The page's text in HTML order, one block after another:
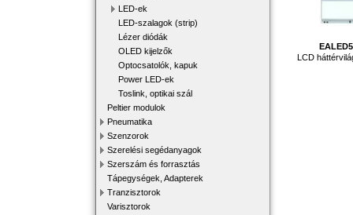
LED-ek
LED-szalagok (strip)
Lézer diódák
OLED kijelzők
Optocsatolók, kapuk
Power LED-ek
Toslink, optikai szál
Peltier modulok
Pneumatika
Szenzorok
Szerelési segédanyagok
Szerszám és forrasztás
Tápegységek, Adapterek
Tranzisztorok
Varisztorok
LCD